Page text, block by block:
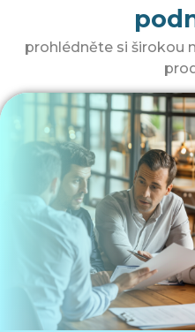
prohlédněte si širokou